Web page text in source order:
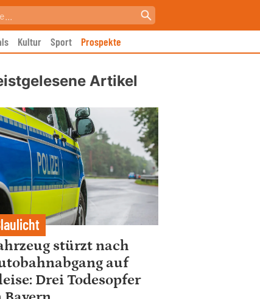
Kultur Sport Prospekte
Artikel
stürzt nach
auf
Drei Todesopfer